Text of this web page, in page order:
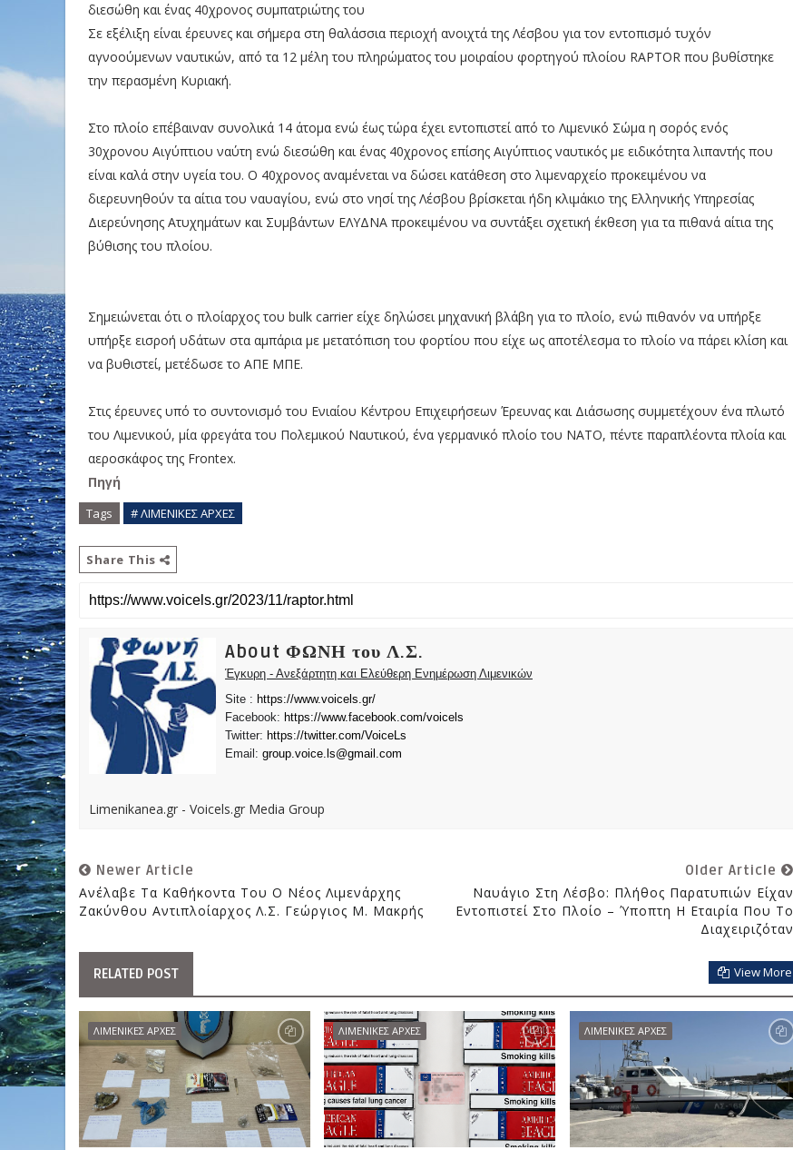
διεσώθη και ένας 40χρονος συμπατριώτης του
Σε εξέλιξη είναι έρευνες και σήμερα στη θαλάσσια περιοχή ανοιχτά της Λέσβου για τον εντοπισμό τυχόν
αγνοούμενων ναυτικών, από τα 12 μέλη του πληρώματος του μοιραίου φορτηγού πλοίου RAPTOR που βυθίστηκε
την περασμένη Κυριακή.
Στο πλοίο επέβαιναν συνολικά 14 άτομα ενώ έως τώρα έχει εντοπιστεί από το Λιμενικό Σώμα η σορός ενός
30χρονου Αιγύπτιου ναύτη ενώ διεσώθη και ένας 40χρονος επίσης Αιγύπτιος ναυτικός με ειδικότητα λιπαντής που
είναι καλά στην υγεία του. Ο 40χρονος αναμένεται να δώσει κατάθεση στο λιμεναρχείο προκειμένου να
διερευνηθούν τα αίτια του ναυαγίου, ενώ στο νησί της Λέσβου βρίσκεται ήδη κλιμάκιο της Ελληνικής Υπηρεσίας
Διερεύνησης Ατυχημάτων και Συμβάντων ΕΛΥΔΝΑ προκειμένου να συντάξει σχετική έκθεση για τα πιθανά αίτια της
βύθισης του πλοίου.
Σημειώνεται ότι ο πλοίαρχος του bulk carrier είχε δηλώσει μηχανική βλάβη για το πλοίο, ενώ πιθανόν να υπήρξε
υπήρξε εισροή υδάτων στα αμπάρια με μετατόπιση του φορτίου που είχε ως αποτέλεσμα το πλοίο να πάρει κλίση και
να βυθιστεί, μετέδωσε το ΑΠΕ ΜΠΕ.
Στις έρευνες υπό το συντονισμό του Ενιαίου Κέντρου Επιχειρήσεων Έρευνας και Διάσωσης συμμετέχουν ένα πλωτό
του Λιμενικού, μία φρεγάτα του Πολεμικού Ναυτικού, ένα γερμανικό πλοίο του ΝΑΤΟ, πέντε παραπλέοντα πλοία και
αεροσκάφος της Frontex.
Πηγή
Tags # ΛΙΜΕΝΙΚΕΣ ΑΡΧΕΣ
Share This
About ΦΩΝΗ του Λ.Σ.
Έγκυρη - Ανεξάρτητη και Ελεύθερη Ενημέρωση Λιμενικών
Site : https://www.voicels.gr/
Facebook: https://www.facebook.com/voicels
Twitter: https://twitter.com/VoiceLs
Email: group.voice.ls@gmail.com
Limenikanea.gr - Voicels.gr Media Group
Newer Article
Ανέλαβε Τα Καθήκοντα Του Ο Νέος Λιμενάρχης
Ζακύνθου Αντιπλοίαρχος Λ.Σ. Γεώργιος Μ. Μακρής
Older Article
Ναυάγιο Στη Λέσβο: Πλήθος Παρατυπιών Είχαν
Εντοπιστεί Στο Πλοίο – Ύποπτη Η Εταιρία Που Το
Διαχειριζόταν
RELATED POST View More
ΛΙΜΕΝΙΚΕΣ ΑΡΧΕΣ ΛΙΜΕΝΙΚΕΣ ΑΡΧΕΣ ΛΙΜΕΝΙΚΕΣ ΑΡΧΕΣ